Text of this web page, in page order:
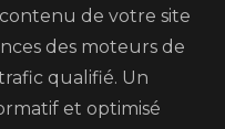
de votre site
des moteurs de
qualifié. Un
et optimisé